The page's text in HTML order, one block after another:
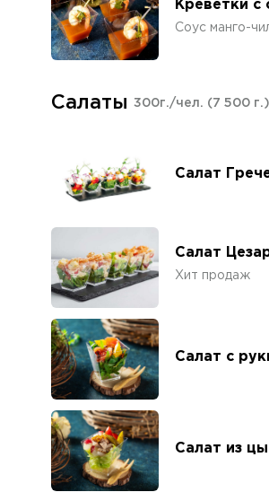
Креветки с
Соус манго-
Салаты 300г./чел. (7 500 г.)
Салат
Салат
Хит продаж
Салат с
Салат из